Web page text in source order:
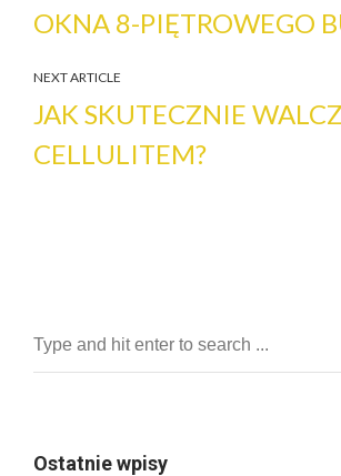
OKNA 8-PIĘTROWEGO
NEXT ARTICLE
JAK SKUTECZNIE
CELLULITEM?
Ostatnie wpisy